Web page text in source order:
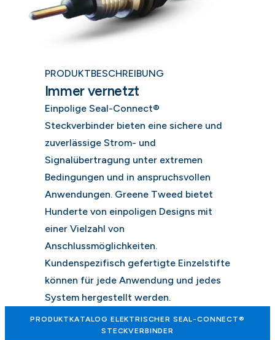
PRODUKTBESCHREIBUNG
Immer vernetzt
Einpolige Seal-Connect®
Steckverbinder bieten eine sichere und
zuverlässige Strom- und
Signalübertragung unter extremen
Bedingungen und in anspruchsvollen
Anwendungen. Greene Tweed bietet
Hunderte von einpoligen Designs mit
einer Vielzahl von
Anschlussmöglichkeiten.
Kundenspezifisch gefertigte Einzelstifte
können für jede Anwendung und jedes
System hergestellt werden.
PRODUKTKATALOG ELEKTRISCHER SEAL-CONNECT®
STECKVERBINDER